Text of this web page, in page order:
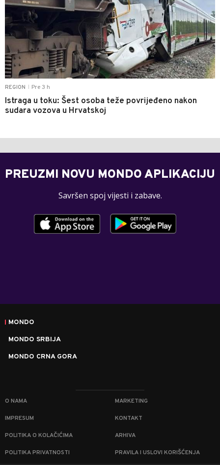
REGION Pre 3 h
Istraga u toku: Šest osoba teže povrijeđeno nakon
sudara vozova u Hrvatskoj
PREUZMI NOVU MONDO APLIKACIJU
Savršen spoj vijesti i zabave.
MONDO
MONDO SRBIJA
MONDO CRNA GORA
O NAMA MARKETING
IMPRESUM KONTAKT
POLITIKA O KOLAČIĆIMA ARHIVA
POLITIKA PRIVATNOSTI PRAVILA I USLOVI KORIŠĆENJA